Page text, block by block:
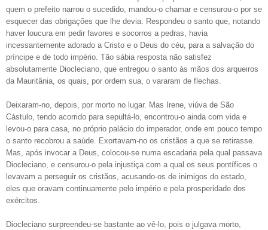
quem o prefeito narrou o sucedido, mandou-o chamar e censurou-o por se
esquecer das obrigações que lhe devia. Respondeu o santo que, notando
haver loucura em pedir favores e socorros a pedras, havia
incessantemente adorado a Cristo e o Deus do céu, para a salvação do
príncipe e de todo império. Tão sábia resposta não satisfez
absolutamente Diocleciano, que entregou o santo às mãos dos arqueiros
da Mauritânia, os quais, por ordem sua, o vararam de flechas.
Deixaram-no, depois, por morto no lugar. Mas Irene, viúva de São
Cástulo, tendo acorrido para sepultá-lo, encontrou-o ainda com vida e
levou-o para casa, no próprio palácio do imperador, onde em pouco tempo
o santo recobrou a saúde. Exortavam-no os cristãos a que se retirasse.
Mas, após invocar a Deus, colocou-se numa escadaria pela qual passava
Diocleciano, e censurou-o pela injustiça com a qual os seus pontífices o
levavam a perseguir os cristãos, acusando-os de inimigos do estado,
eles que oravam continuamente pelo império e pela prosperidade dos
exércitos.
Diocleciano surpreendeu-se bastante ao vê-lo, pois o julgava morto,